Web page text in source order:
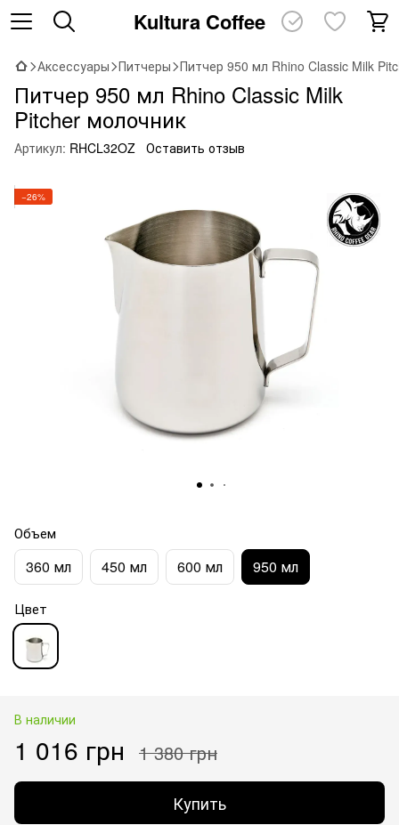
Kultura Coffee
Аксессуары Питчеры Питчер 950 мл Rhino Classic Milk
Питчер 950 мл Rhino Classic Milk
Pitcher молочник
Артикул: RHCL32OZ Оставить отзыв
−26%
Объем
360 мл 450 мл 600 мл 950 мл
Цвет
В наличии
1 016 грн 1 380 грн
Купить